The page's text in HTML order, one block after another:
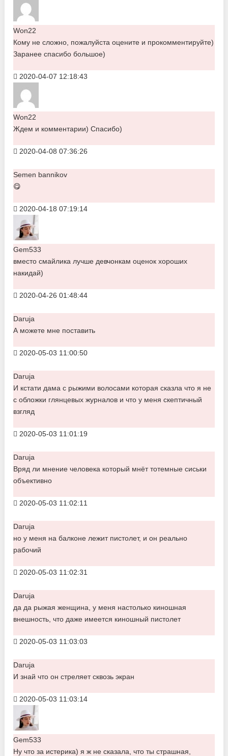
Won22
Кому не сложно, пожалуйста оцените и прокомментируйте)
Заранее спасибо большое)
2020-04-07 12:18:43
Won22
Ждем и комментарии) Спасибо)
2020-04-08 07:36:26
Semen bannikov
😋
2020-04-18 07:19:14
Gem533
вместо смайлика лучше девчонкам оценок хороших
накидай)
2020-04-26 01:48:44
Daruja
А можете мне поставить
2020-05-03 11:00:50
Daruja
И кстати дама с рыжими волосами которая сказла что я не
с обложки глянцевых журналов и что у меня скептичный
взгляд
2020-05-03 11:01:19
Daruja
Вряд ли мнение человека который мнёт тотемные сиськи
объективно
2020-05-03 11:02:11
Daruja
но у меня на балконе лежит пистолет, и он реально
рабочий
2020-05-03 11:02:31
Daruja
да да рыжая женщина, у меня настолько киношная
внешность, что даже имеется киношный пистолет
2020-05-03 11:03:03
Daruja
И знай что он стреляет сквозь экран
2020-05-03 11:03:14
Gem533
Ну что за истерика) я ж не сказала, что ты страшная,